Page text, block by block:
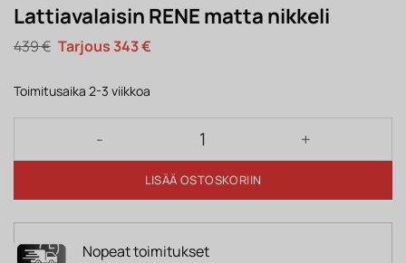
Lattiavalaisin RENE matta nikkeli
439€ Alkuperäinen
hinta
439 €.
343€Nykyinen
Toimitusaika 2-3 viikkoa
Lattiavalaisin RENE matta nikkeli määrä
LISÄÄ OSTOSKORIIN
Nopeat toimitukset